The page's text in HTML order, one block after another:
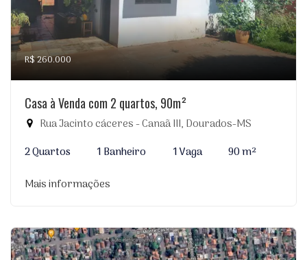
R$ 260.000
Casa à Venda com 2 quartos, 90m²
Rua Jacinto cáceres - Canaã III, Dourados-MS
2 Quartos
1 Banheiro 1 Vaga
90 m²
Mais informações